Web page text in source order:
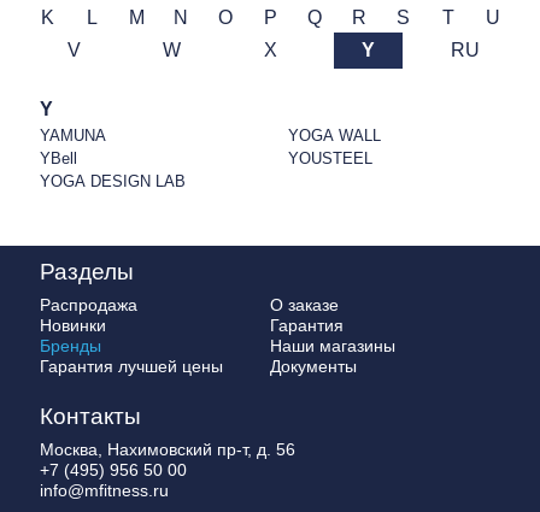
K
L M N O P Q R S T
U
V
W X Y RU
Y
YAMUNA
YBell
YOGA DESIGN LAB
YOGA WALL
YOUSTEEL
Разделы
Распродажа
Новинки
Бренды
Гарантия лучшей цены
О заказе
Гарантия
Наши магазины
Документы
Контакты
Москва, Нахимовский пр-т, д. 56
+7 (495) 956 50 00
info@mfitness.ru